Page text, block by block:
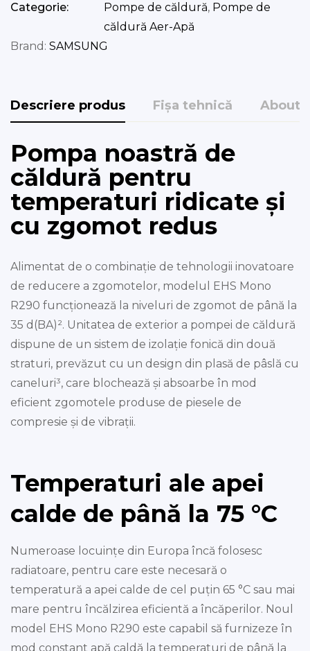
Categorie:
Pompe de căldură, Pompe de
căldură Aer-Apă
Brand: SAMSUNG
Descriere produs Fișa tehnică About
Pompa noastră de
căldură pentru
temperaturi ridicate și
cu zgomot redus
Alimentat de o combinație de tehnologii inovatoare
de reducere a zgomotelor, modelul EHS Mono
R290 funcționează la niveluri de zgomot de până la
35 d(BA)². Unitatea de exterior a pompei de căldură
dispune de un sistem de izolație fonică din două
straturi, prevăzut cu un design din plasă de pâslă cu
caneluri³, care blochează și absoarbe în mod
eficient zgomotele produse de piesele de
compresie și de vibrații.
Temperaturi ale apei
calde de până la 75 °C
Numeroase locuințe din Europa încă folosesc
radiatoare, pentru care este necesară o
temperatură a apei calde de cel puțin 65 °C sau mai
mare pentru încălzirea eficientă a încăperilor. Noul
model EHS Mono R290 este capabil să furnizeze în
mod constant apă caldă la temperaturi de până la